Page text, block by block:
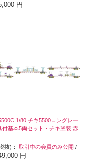
円
1/80 チキ5500ロングレー
付基本5両セット・チキ塗装:赤
抜)：取引中の会員のみ公開 /
円